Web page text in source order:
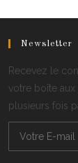
Newsletter
Recevez le
votre boîte
plusieurs fois